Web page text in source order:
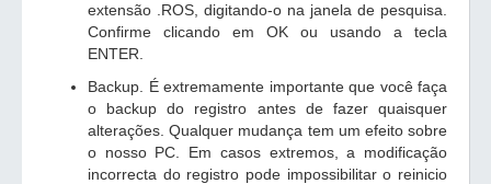
extensão .ROS, digitando-o na janela de pesquisa.
Confirme clicando em OK ou usando a tecla
ENTER.
Backup. É extremamente importante que você faça
o backup do registro antes de fazer quaisquer
alterações. Qualquer mudança tem um efeito sobre
o nosso PC. Em casos extremos, a modificação
incorrecta do registro pode impossibilitar o reinicio